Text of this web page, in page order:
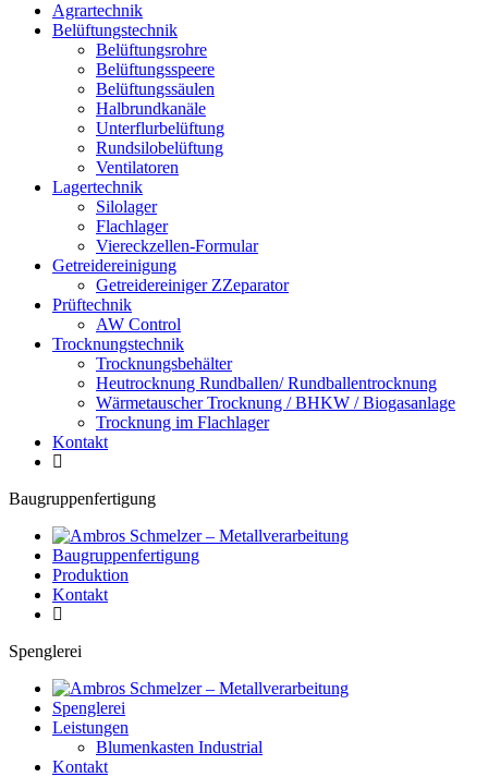
Agrartechnik
Belüftungstechnik
Belüftungsrohre
Belüftungsspeere
Belüftungssäulen
Halbrundkanäle
Unterflurbelüftung
Rundsilobelüftung
Ventilatoren
Lagertechnik
Silolager
Flachlager
Viereckzellen-Formular
Getreidereinigung
Getreidereiniger ZZeparator
Prüftechnik
AW Control
Trocknungstechnik
Trocknungsbehälter
Heutrocknung Rundballen/ Rundballentrocknung
Wärmetauscher Trocknung / BHKW / Biogasanlage
Trocknung im Flachlager
Kontakt
Baugruppenfertigung
Baugruppenfertigung
Produktion
Kontakt
Spenglerei
Spenglerei
Leistungen
Blumenkasten Industrial
Kontakt